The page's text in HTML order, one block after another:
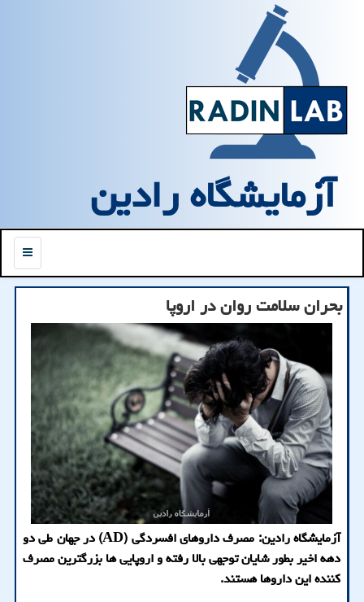
آزمایشگاه رادین
منو
بحران سلامت روان در اروپا
آزمایشگاه رادین: مصرف داروهای افسردگی (AD) در جهان طی دو
دهه اخیر بطور شایان توجهی بالا رفته و اروپایی ها بزرگترین مصرف
کننده این داروها هستند.